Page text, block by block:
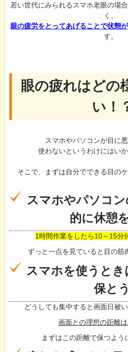
若い世代にみられるスマホ老眼の場
く、
眼の疲労をとってあげることで状態
す。
眼の疲れはどの
い！
スマホやパソコンが目に
使わないというわけにはいか
そこで、まずは自分でできる目の
スマホやパソコン
的に休憩
1時間作業をしたら10～15分
ずっと一点を見ていると目の筋
スマホを使うとき
保と
どうしても集中すると画面日被
画面との理想の距離は
まずはこの距離で保つよう